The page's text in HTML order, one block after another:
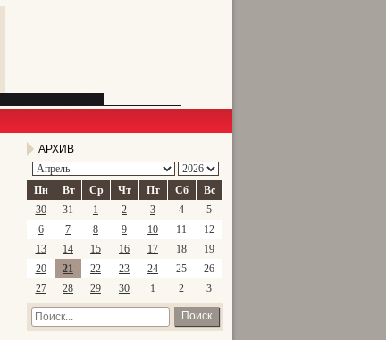
АРХИВ
Пн Вт Ср Чт Пт Сб
Вс
30
31 1 2 3 4
5
6
7 8 9 10 11
12
13
14 15 16 17 18
19
20
21 22 23 24 25
26
27
28 29 30 1 2 3
Поиск